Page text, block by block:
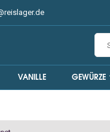
VANILLE GEWÜRZE